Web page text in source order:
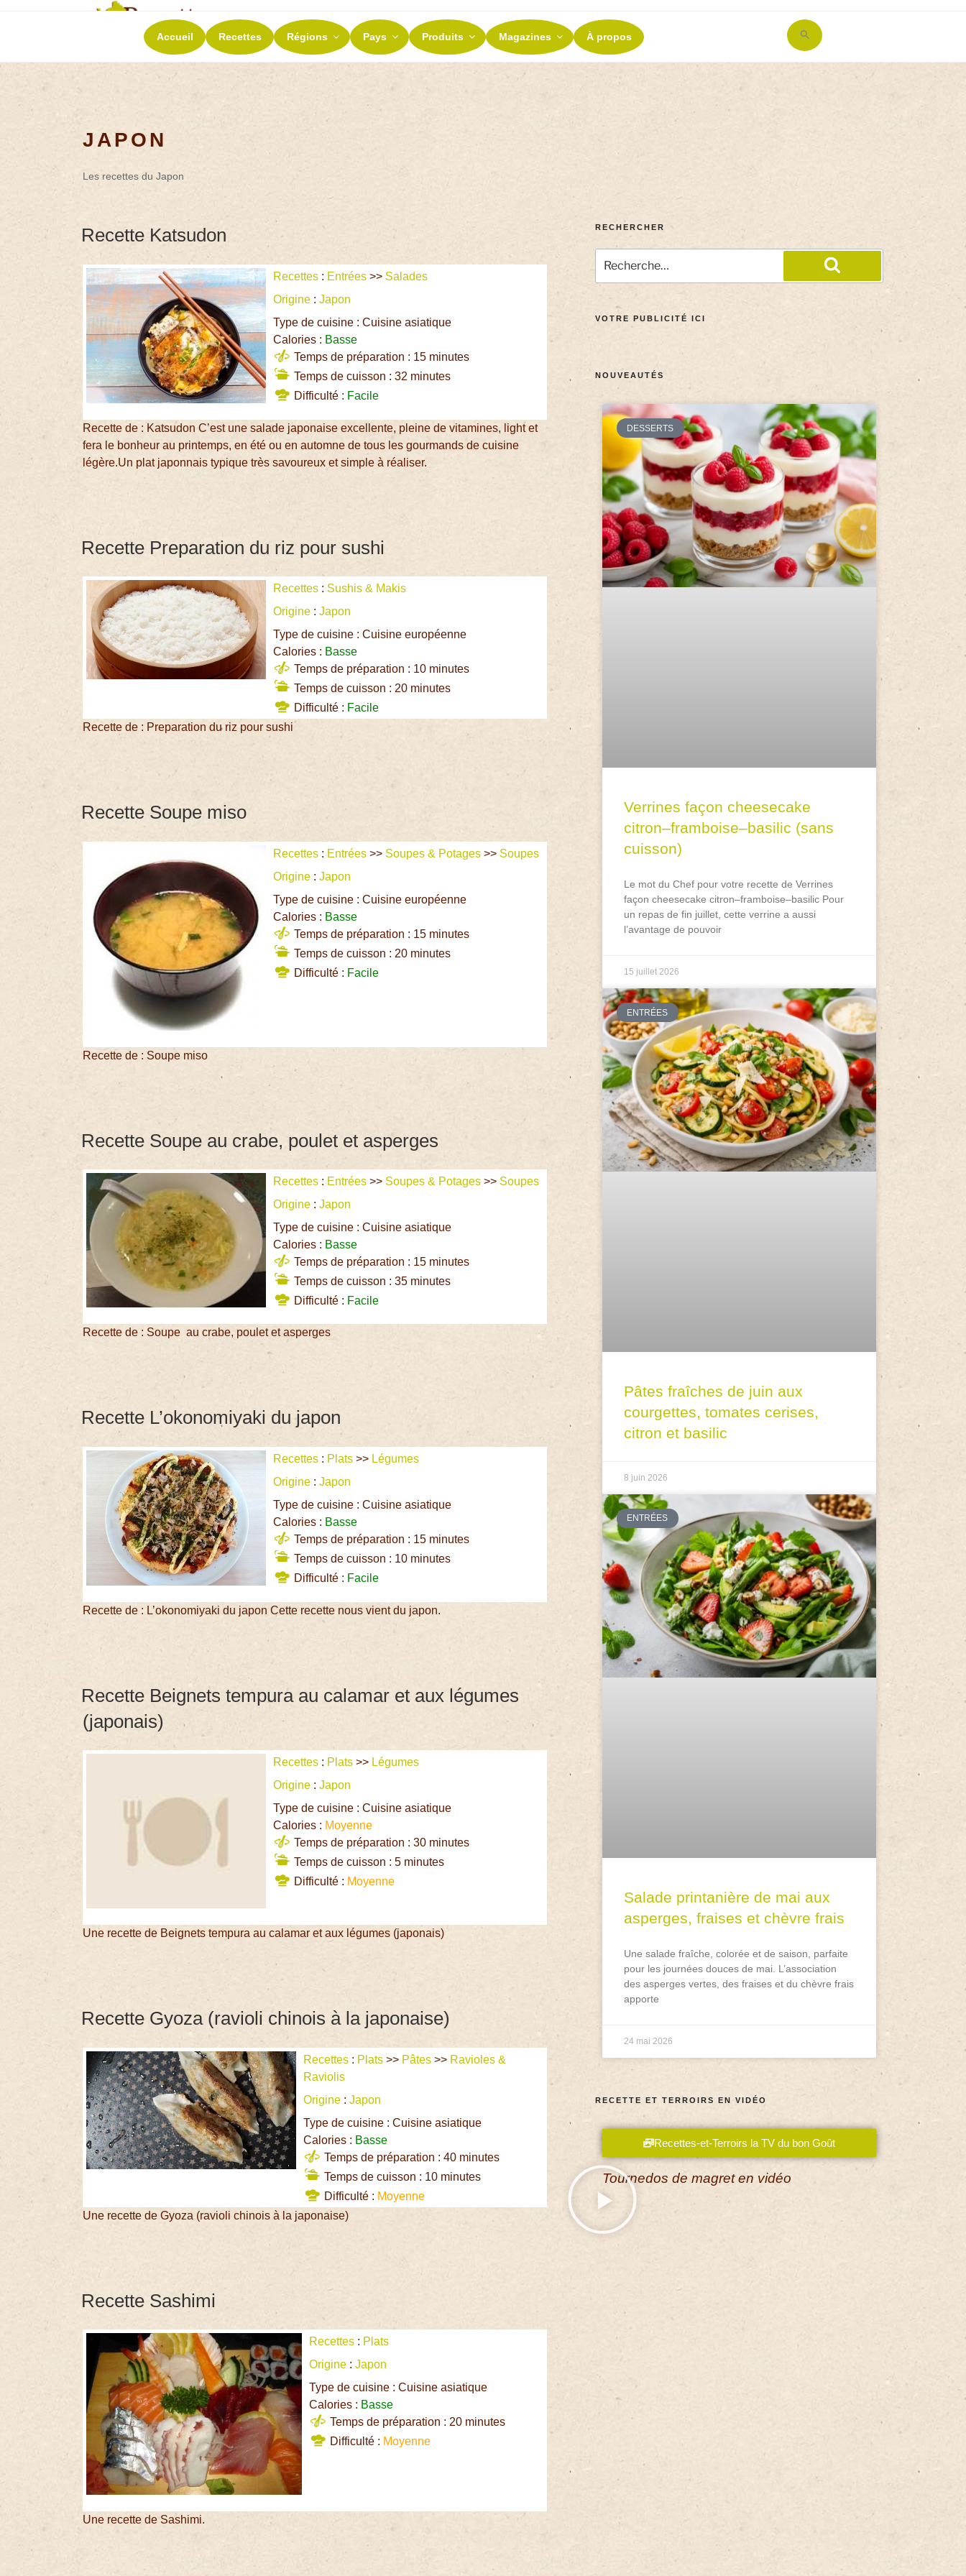
RECETTES ET TERROIRS
La richesse de nos terroirs
Accueil Recettes Régions Pays Produits Magazines À propos
Search
for:
JAPON
Les recettes du Japon
Recette Katsudon
Recettes : Entrées >> Salades
Origine :Japon
Type de cuisine : Cuisine asiatique
Calories : Basse
Temps de préparation : 15 minutes
Temps de cuisson : 32 minutes
Difficulté : Facile
Recette de : Katsudon C’est une salade japonaise excellente, pleine de vitamines, light et
fera le bonheur au printemps, en été ou en automne de tous les gourmands de cuisine
légère.Un plat japonnais typique très savoureux et simple à réaliser.
Recette Preparation du riz pour sushi
Recettes : Sushis & Makis
Origine :Japon
Type de cuisine : Cuisine européenne
Calories : Basse
Temps de préparation : 10 minutes
Temps de cuisson : 20 minutes
Difficulté : Facile
Recette de : Preparation du riz pour sushi
Recette Soupe miso
Recettes : Entrées >> Soupes & Potages >> Soupes
Origine :Japon
Type de cuisine : Cuisine européenne
Calories : Basse
Temps de préparation : 15 minutes
Temps de cuisson : 20 minutes
Difficulté : Facile
Recette de : Soupe miso
Recette Soupe au crabe, poulet et asperges
Recettes : Entrées >> Soupes & Potages >> Soupes
Origine :Japon
Type de cuisine : Cuisine asiatique
Calories : Basse
Temps de préparation : 15 minutes
Temps de cuisson : 35 minutes
Difficulté : Facile
Recette de : Soupe au crabe, poulet et asperges
Recette L’okonomiyaki du japon
Recettes : Plats >> Légumes
Origine :Japon
Type de cuisine : Cuisine asiatique
Calories : Basse
Temps de préparation : 15 minutes
Temps de cuisson : 10 minutes
Difficulté : Facile
Recette de : L’okonomiyaki du japon Cette recette nous vient du japon.
Recette Beignets tempura au calamar et aux légumes
(japonais)
Recettes : Plats >> Légumes
Origine :Japon
Type de cuisine : Cuisine asiatique
Calories : Moyenne
Temps de préparation : 30 minutes
Temps de cuisson : 5 minutes
Difficulté : Moyenne
Une recette de Beignets tempura au calamar et aux légumes (japonais)
Recette Gyoza (ravioli chinois à la japonaise)
Recettes: Plats>> Pâtes>> Ravioles &
Raviolis
Origine: Japon
Type de cuisine : Cuisine asiatique
Calories : Basse
Temps de préparation : 40 minutes
Temps de cuisson : 10 minutes
Difficulté : Moyenne
Une recette de Gyoza (ravioli chinois à la japonaise)
Recette Sashimi
Recettes : Plats
Origine :Japon
Type de cuisine : Cuisine asiatique
Calories : Basse
Temps de préparation : 20 minutes
Difficulté : Moyenne
Une recette de Sashimi.
RECHERCHER
VOTRE PUBLICITÉ ICI
NOUVEAUTÉS
DESSERTS
Verrines façon cheesecake
citron–framboise–basilic (sans
cuisson)
Le mot du Chef pour votre recette de Verrines
façon cheesecake citron–framboise–basilic Pour
un repas de fin juillet, cette verrine a aussi
l’avantage de pouvoir
15 juillet 2026
ENTRÉES
Pâtes fraîches de juin aux
courgettes, tomates cerises,
citron et basilic
8 juin 2026
ENTRÉES
Salade printanière de mai aux
asperges, fraises et chèvre frais
Une salade fraîche, colorée et de saison, parfaite
pour les journées douces de mai. L’association
des asperges vertes, des fraises et du chèvre frais
apporte
24 mai 2026
RECETTE ET TERROIRS EN VIDÉO
Recettes-et-Terroirs la TV du bon Goût
Tournedos de magret en vidéo